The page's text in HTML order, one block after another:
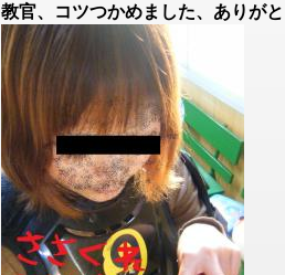
教官、コツつかめました、ありが